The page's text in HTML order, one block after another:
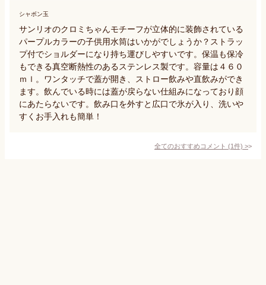
シャボン玉
サンリオのクロミちゃんモチーフが立体的に装飾されている
パープルカラーの子供用水筒はいかがでしょうか？ストラッ
プ付でショルダーになり持ち運びしやすいです。保温も保冷
もできる真空断熱性のあるステンレス製です。容量は４６０
ｍｌ。ワンタッチで蓋が開き、ストロー飲みや直飲みができ
ます。飲んでいる時には蓋が戻らない仕組みになっており顔
にあたらないです。飲み口を外すと広口で氷が入り、洗いや
すくお手入れも簡単！
全てのおすすめコメント (1件) >